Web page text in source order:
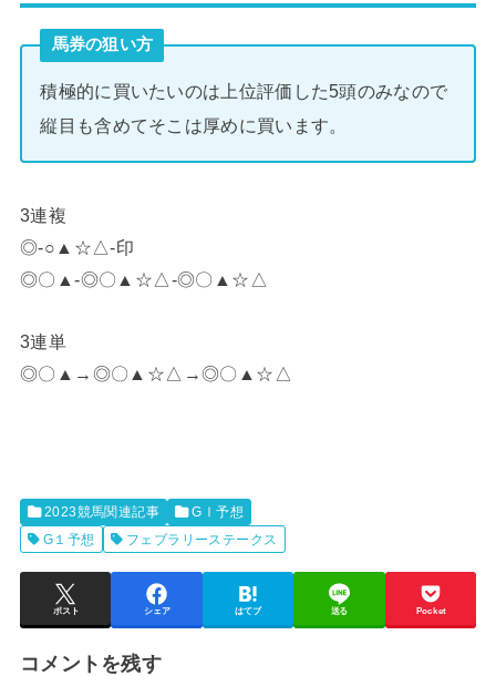
馬券の狙い方
積極的に買いたいのは上位評価した5頭のみなので
縦目も含めてそこは厚めに買います。
3連複
◎-○▲☆△-印
◎〇▲-◎〇▲☆△-◎〇▲☆△
3連単
◎〇▲→◎〇▲☆△→◎〇▲☆△
2023競馬関連記事
GⅠ予想
G１予想
フェブラリーステークス
ポスト シェア はてブ 送る Pocket
コメントを残す